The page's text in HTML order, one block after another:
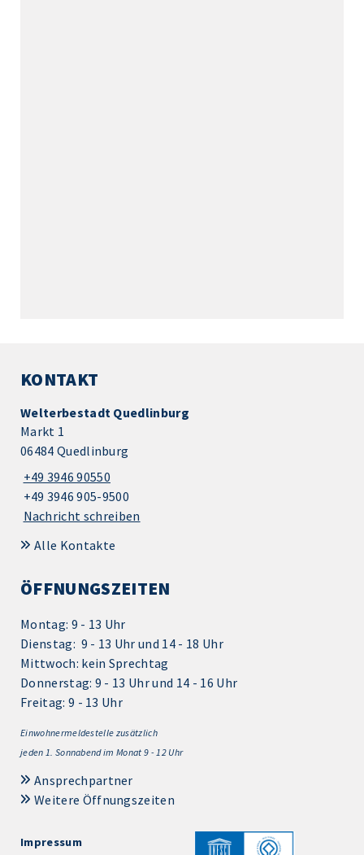
KONTAKT
Welterbestadt Quedlinburg
Markt 1
06484 Quedlinburg
+49 3946 90550
+49 3946 905-9500
Nachricht schreiben
Alle Kontakte
ÖFFNUNGSZEITEN
Montag: 9 - 13 Uhr
Dienstag: 9 - 13 Uhr und 14 - 18 Uhr
Mittwoch: kein Sprechtag
Donnerstag: 9 - 13 Uhr und 14 - 16 Uhr
Freitag: 9 - 13 Uhr
Einwohnermeldestelle zusätzlich
jeden 1. Sonnabend im Monat 9 - 12 Uhr
Ansprechpartner
Weitere Öffnungszeiten
Impressum